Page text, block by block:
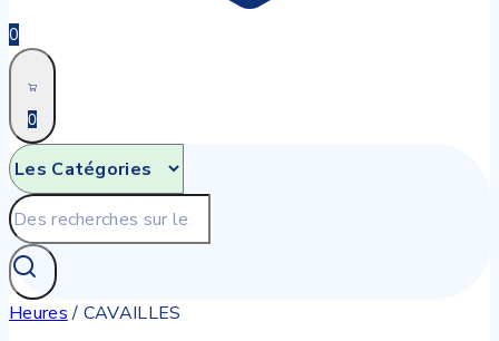
0
0
Recherche
pour:
Heures / CAVAILLES